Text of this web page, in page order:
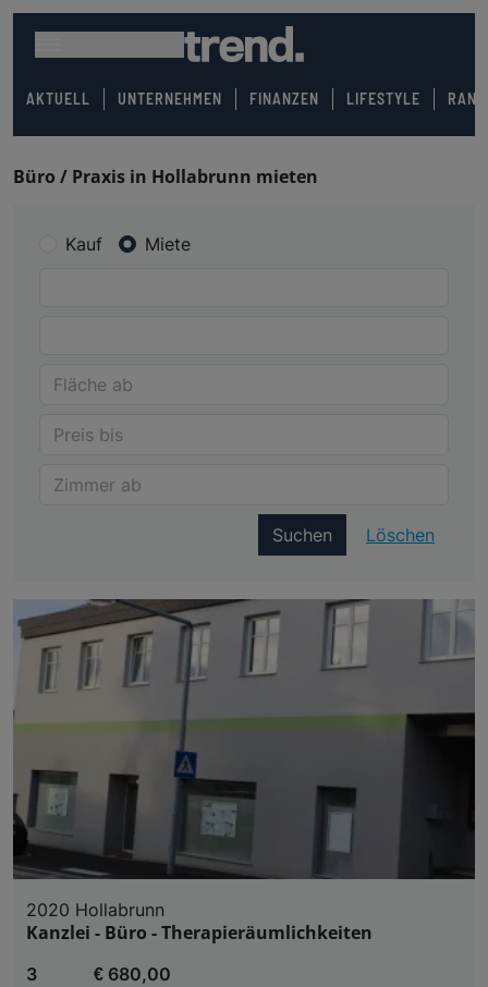
AKTUELL UNTERNEHMEN FINANZEN LIFESTYLE
Büro / Praxis in Hollabrunn mieten
Kauf Miete
Suchen Löschen
2020 Hollabrunn
Kanzlei - Büro - Therapieräumlichkeiten
3 € 680,00